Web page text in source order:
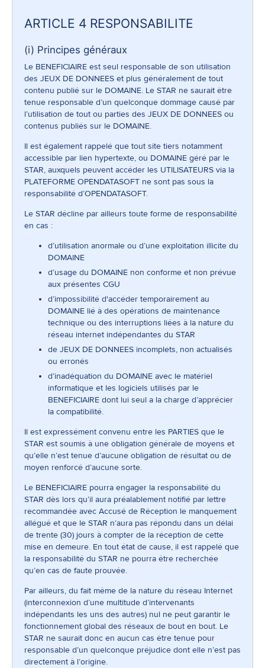
ARTICLE 4 RESPONSABILITE
(i) Principes généraux
Le BENEFICIAIRE est seul responsable de son utilisation
des JEUX DE DONNEES et plus généralement de tout
contenu publié sur le DOMAINE. Le STAR ne saurait être
tenue responsable d’un quelconque dommage causé par
l’utilisation de tout ou parties des JEUX DE DONNEES ou
contenus publiés sur le DOMAINE.
Il est également rappelé que tout site tiers notamment
accessible par lien hypertexte, ou DOMAINE géré par le
STAR, auxquels peuvent accéder les UTILISATEURS via la
PLATEFORME OPENDATASOFT ne sont pas sous la
responsabilité d’OPENDATASOFT.
Le STAR décline par ailleurs toute forme de responsabilité
en cas :
d’utilisation anormale ou d’une exploitation illicite du
DOMAINE
d’usage du DOMAINE non conforme et non prévue
aux présentes CGU
d’impossibilité d'accéder temporairement au
DOMAINE lié à des opérations de maintenance
technique ou des interruptions liées à la nature du
réseau internet indépendantes du STAR
de JEUX DE DONNEES incomplets, non actualisés
ou erronés
d’inadéquation du DOMAINE avec le matériel
informatique et les logiciels utilisés par le
BENEFICIAIRE dont lui seul a la charge d’apprécier
la compatibilité.
Il est expressément convenu entre les PARTIES que le
STAR est soumis à une obligation générale de moyens et
qu’elle n’est tenue d’aucune obligation de résultat ou de
moyen renforcé d’aucune sorte.
Le BENEFICIAIRE pourra engager la responsabilité du
STAR dès lors qu’il aura préalablement notifié par lettre
recommandée avec Accusé de Réception le manquement
allégué et que le STAR n’aura pas répondu dans un délai
de trente (30) jours à compter de la réception de cette
mise en demeure. En tout état de cause, il est rappelé que
la responsabilité du STAR ne pourra être recherchée
qu’en cas de faute prouvée.
Par ailleurs, du fait même de la nature du réseau Internet
(interconnexion d’une multitude d’intervenants
indépendants les uns des autres) nul ne peut garantir le
fonctionnement global des réseaux de bout en bout. Le
STAR ne saurait donc en aucun cas être tenue pour
responsable d’un quelconque préjudice dont elle n’est pas
directement à l’origine.